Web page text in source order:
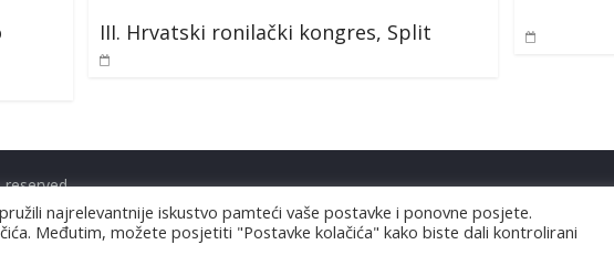
III. Hrvatski ronilački kongres, Split
reserved.
najrelevantnije iskustvo pamteći vaše postavke i ponovne posjete.
Međutim, možete posjetiti "Postavke kolačića" kako biste dali kontrolirani